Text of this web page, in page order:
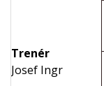
Trenér
Josef Ingr